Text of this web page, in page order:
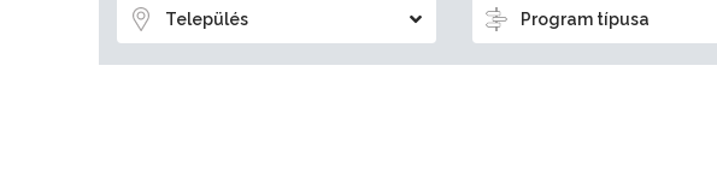
Település Program típusa